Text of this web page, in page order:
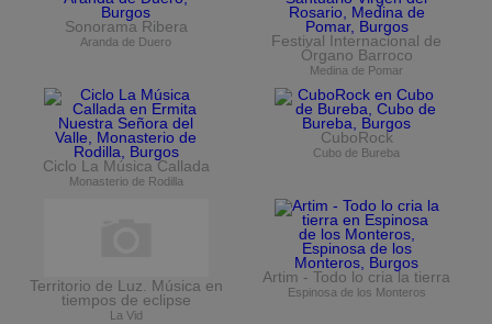
Sonorama Ribera
Aranda de Duero
Festival Internacional de
Órgano Barroco
Medina de Pomar
Ciclo La Música Callada
Monasterio de Rodilla
CuboRock
Cubo de Bureba
Territorio de Luz. Música en
tiempos de eclipse
La Vid
Artim - Todo lo cria la tierra
Espinosa de los Monteros